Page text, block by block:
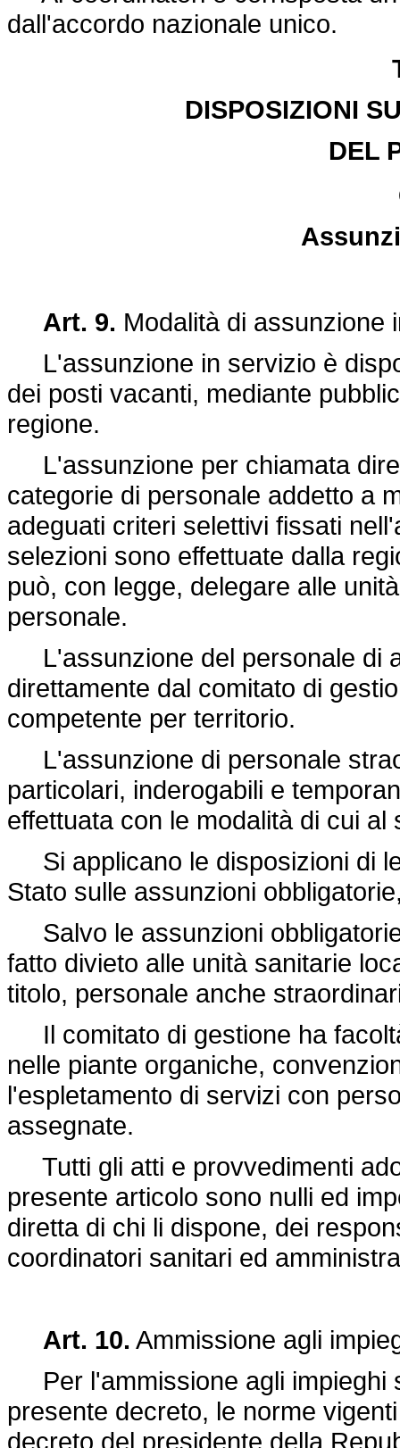
dall'accordo nazionale unico.
DISPOSIZIONI
DEL
Art. 9. Modalità di assunzione
L'assunzione in servizio è
dei posti vacanti, mediante
regione.
L'assunzione per chiamata
categorie di personale addetto a
adeguati criteri selettivi fissati
selezioni sono effettuate dalla
può, con legge, delegare alle
personale.
L'assunzione del personale di
direttamente dal comitato di
competente per territorio.
L'assunzione di personale
particolari, inderogabili e
effettuata con le modalità di cui
Si applicano le disposizioni di
Stato sulle assunzioni
Salvo le assunzioni
fatto divieto alle unità sanitarie
titolo, personale anche
Il comitato di gestione ha
nelle piante organiche,
l'espletamento di servizi con
assegnate.
Tutti gli atti e provvedimenti
presente articolo sono nulli ed
diretta di chi li dispone, dei
coordinatori sanitari ed
Art. 10. Ammissione agli
Per l'ammissione agli impieghi
presente decreto, le norme
decreto del presidente della